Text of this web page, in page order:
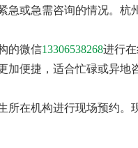
急或急需咨询的情况。杭
的微信13306538268进行
加便捷，适合忙碌或异地
所在机构进行现场预约